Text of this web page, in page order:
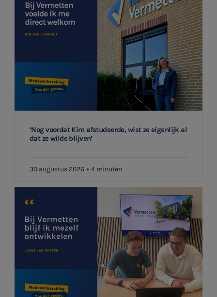
Typ hieronder uw zoekterm

Meest gezochte onderwerpen
Stages
Aanmelden topic-meldingen
Ontvang meldingen bij belangrijke ontwikkelingen rondom
het topic: Stikstof
‘Nog voordat Kim afstudeerde, wist ze eigenlijk al
dat ze wilde blijven’
30 augustus 2026 4 minuten